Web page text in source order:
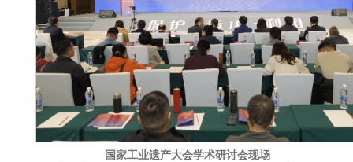
国家工业遗产大会学术研讨会现场